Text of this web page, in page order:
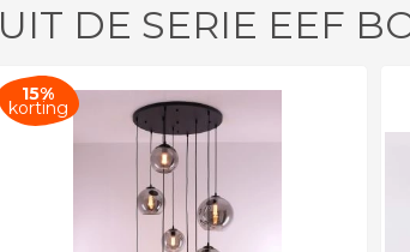
UIT DE SERIE EEF
15%
korting